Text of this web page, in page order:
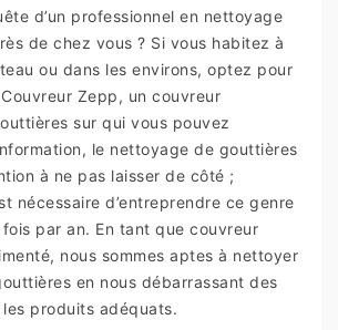
d’un professionnel en nettoyage
de chez vous ? Si vous habitez à
ou dans les environs, optez pour
Zepp, un couvreur
sur qui vous pouvez
le nettoyage de gouttières
à ne pas laisser de côté ;
nécessaire d’entreprendre ce genre
par an. En tant que couvreur
nous sommes aptes à nettoyer
en nous débarrassant des
produits adéquats.